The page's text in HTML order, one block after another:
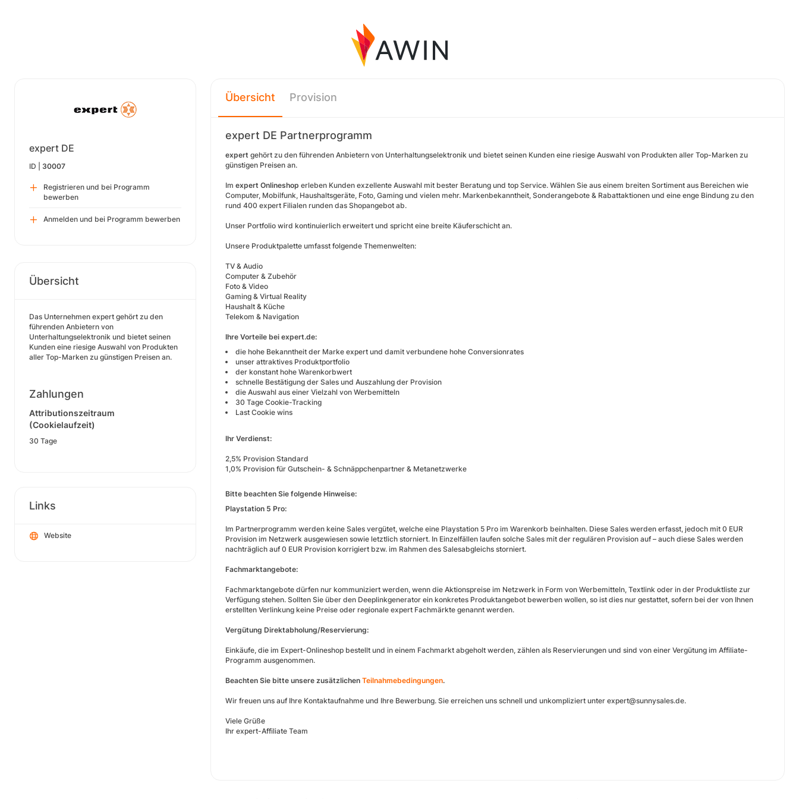
expert DE
ID | 30007
Registrieren und bei Programm
bewerben
Anmelden und bei Programm bewerben
Übersicht
Das Unternehmen expert gehört zu den
führenden Anbietern von
Unterhaltungselektronik und bietet seinen
Kunden eine riesige Auswahl von Produkten
aller Top-Marken zu günstigen Preisen an.
Zahlungen
Attributionszeitraum
(Cookielaufzeit)
30 Tage
Links
Website
Übersicht Provision
expert DE Partnerprogramm
expert gehört zu den führenden Anbietern von Unterhaltungselektronik und bietet seinen Kunden eine riesige Auswahl von Produkten aller Top-Marken zu
günstigen Preisen an.
Im expert Onlineshop erleben Kunden exzellente Auswahl mit bester Beratung und top Service. Wählen Sie aus einem breiten Sortiment aus Bereichen wie
Computer, Mobilfunk, Haushaltsgeräte, Foto, Gaming und vielen mehr. Markenbekanntheit, Sonderangebote & Rabattaktionen und eine enge Bindung zu den
rund 400 expert Filialen runden das Shopangebot ab.
Unser Portfolio wird kontinuierlich erweitert und spricht eine breite Käuferschicht an.
Unsere Produktpalette umfasst folgende Themenwelten:
TV & Audio
Computer & Zubehör
Foto & Video
Gaming & Virtual Reality
Haushalt & Küche
Telekom & Navigation
Ihre Vorteile bei expert.de:
die hohe Bekanntheit der Marke expert und damit verbundene hohe Conversionrates
unser attraktives Produktportfolio
der konstant hohe Warenkorbwert
schnelle Bestätigung der Sales und Auszahlung der Provision
die Auswahl aus einer Vielzahl von Werbemitteln
30 Tage Cookie-Tracking
Last Cookie wins
Ihr Verdienst:
2,5% Provision Standard
1,0% Provision für Gutschein- & Schnäppchenpartner & Metanetzwerke
Bitte beachten Sie folgende Hinweise:
Playstation 5 Pro:
Im Partnerprogramm werden keine Sales vergütet, welche eine Playstation 5 Pro im Warenkorb beinhalten. Diese Sales werden erfasst, jedoch mit 0 EUR
Provision im Netzwerk ausgewiesen sowie letztlich storniert. In Einzelfällen laufen solche Sales mit der regulären Provision auf – auch diese Sales werden
nachträglich auf 0 EUR Provision korrigiert bzw. im Rahmen des Salesabgleichs storniert.
Fachmarktangebote:
Fachmarktangebote dürfen nur kommuniziert werden, wenn die Aktionspreise im Netzwerk in Form von Werbemitteln, Textlink oder in der Produktliste zur
Verfügung stehen. Sollten Sie über den Deeplinkgenerator ein konkretes Produktangebot bewerben wollen, so ist dies nur gestattet, sofern bei der von Ihnen
erstellten Verlinkung keine Preise oder regionale expert Fachmärkte genannt werden.
Vergütung Direktabholung/Reservierung:
Einkäufe, die im Expert-Onlineshop bestellt und in einem Fachmarkt abgeholt werden, zählen als Reservierungen und sind von einer Vergütung im Affiliate-
Programm ausgenommen.
Beachten Sie bitte unsere zusätzlichen Teilnahmebedingungen.
Wir freuen uns auf Ihre Kontaktaufnahme und Ihre Bewerbung. Sie erreichen uns schnell und unkompliziert unter expert@sunnysales.de.
Viele Grüße
Ihr expert-Affiliate Team